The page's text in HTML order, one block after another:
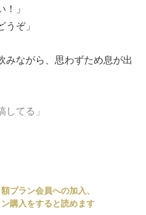
」
ぞ」
みながら、思わずため息が出
てる」
プラン会員への加入、
購入をすると読めます